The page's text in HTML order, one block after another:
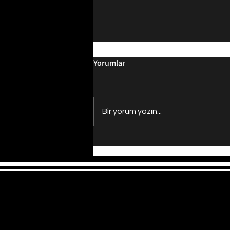
Evrenin Merkezi Nerede?
Yorumlar
Bir yorum yazın...